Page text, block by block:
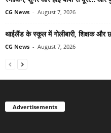
CG News - August 7, 2026
थाईलैंड के स्कूल में गोलीबारी, शिक्षक और
CG News - August 7, 2026
Advertisements